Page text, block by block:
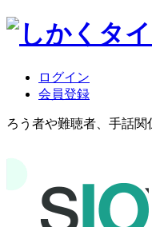
ログイン
会員登録
ろう者や難聴者、手話関